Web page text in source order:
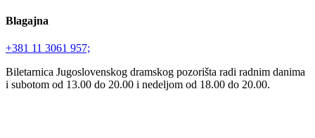
Blagajna
+381 11 3061 957;
Biletarnica Jugoslovenskog dramskog pozorišta radi radnim danima
i subotom od 13.00 do 20.00 i nedeljom od 18.00 do 20.00.